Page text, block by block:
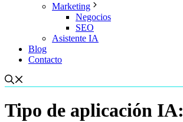
Marketing
Negocios
SEO
Asistente IA
Blog
Contacto
Tipo de aplicación IA: